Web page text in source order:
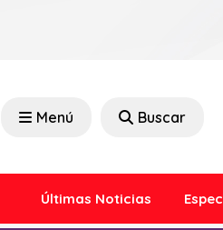
Menú Buscar
Últimas Noticias